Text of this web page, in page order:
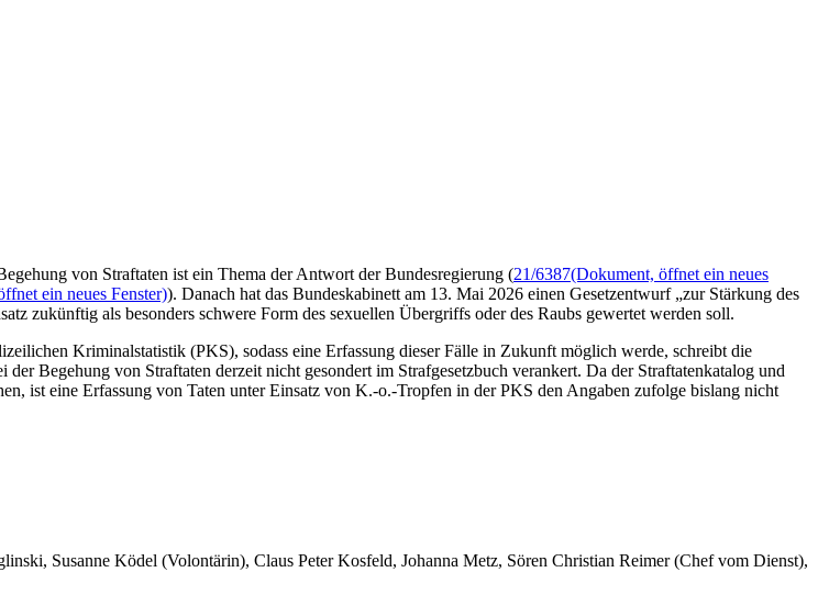
von Straftaten ist ein Thema der Antwort der Bundesregierung (21/6387(Dokument, öffnet ein neues
ein neues Fenster)). Danach hat das Bundeskabinett am 13. Mai 2026 einen Gesetzentwurf „zur Stärkung des
zukünftig als besonders schwere Form des sexuellen Übergriffs oder des Raubs gewertet werden soll.
Kriminalstatistik (PKS), sodass eine Erfassung dieser Fälle in Zukunft möglich werde, schreibt die
Begehung von Straftaten derzeit nicht gesondert im Strafgesetzbuch verankert. Da der Straftatenkatalog und
ist eine Erfassung von Taten unter Einsatz von K.-o.-Tropfen in der PKS den Angaben zufolge bislang nicht
Susanne Ködel (Volontärin), Claus Peter Kosfeld, Johanna Metz, Sören Christian Reimer (Chef vom Dienst),